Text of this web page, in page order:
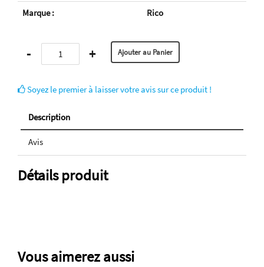
Marque :
Rico
- +
Soyez le premier à laisser votre avis sur ce produit !
Description
Avis
Détails produit
Vous aimerez aussi